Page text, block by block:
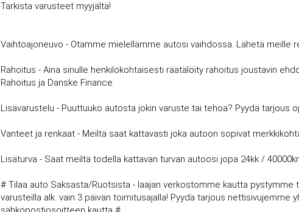
Tarkista varusteet myyjältä!
Vaihtoajoneuvo - Otamme mielellämme autosi vaihdossa. Lähetä meille
Rahoitus - Aina sinulle henkilökohtaisesti räätälöity rahoitus joustavin
Rahoitus ja Danske Finance
Lisävarustelu - Puuttuuko autosta jokin varuste tai tehoa? Pyydä tarjous
Vanteet ja renkaat - Meiltä saat kattavasti joka autoon sopivat
Lisäturva - Saat meiltä todella kattavan turvan autoosi jopa 24kk /
# Tilaa auto Saksasta/Ruotsista - laajan verkostomme kautta pystymme
varusteilla alk. vain 3 päivän toimitusajalla! Pyydä tarjous nettisivujemme